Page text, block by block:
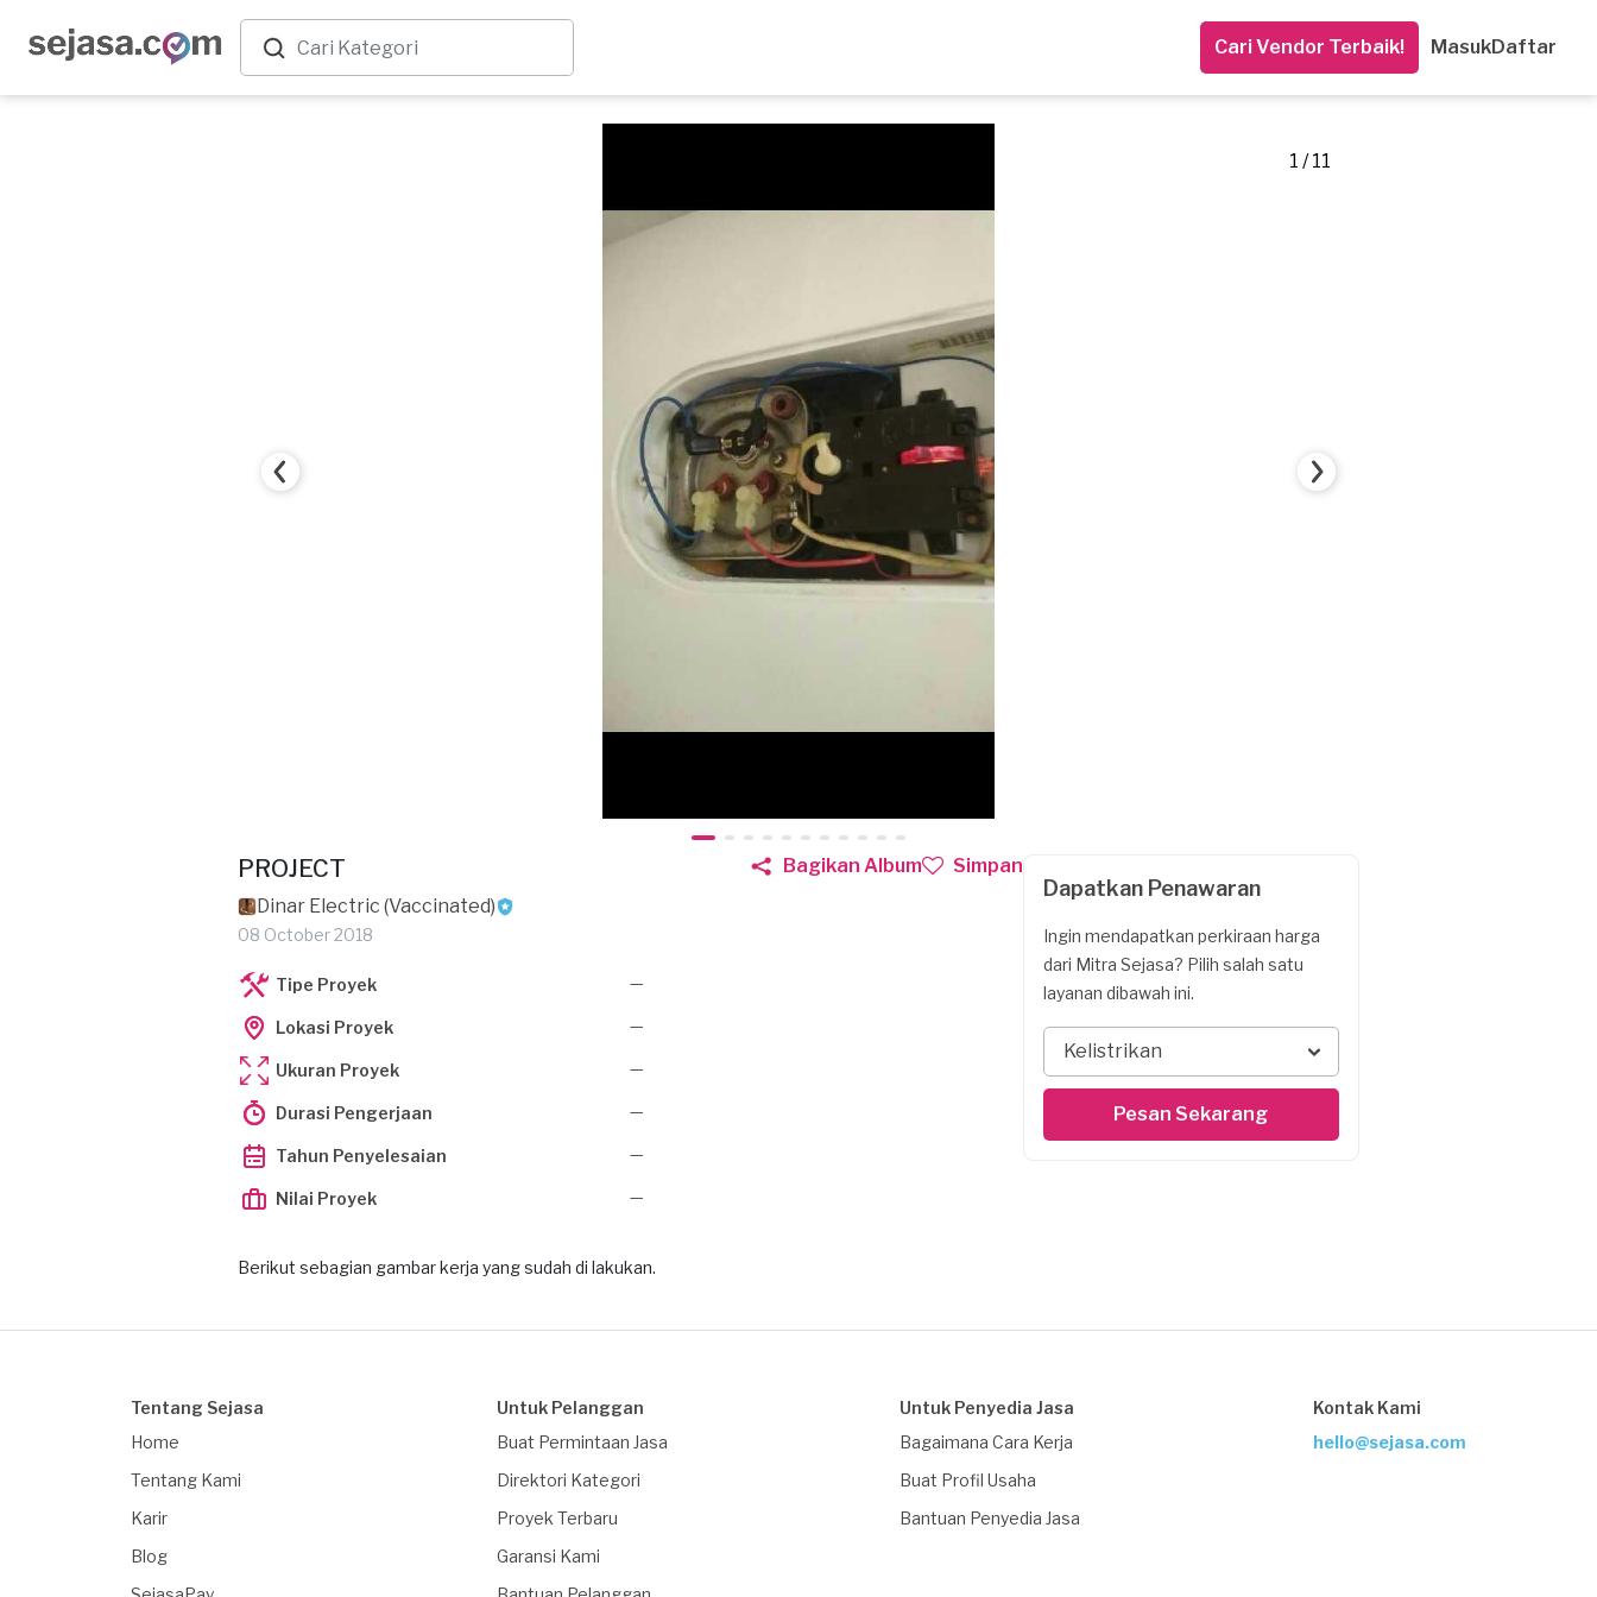
Cari Vendor Terbaik! MasukDaftar
1 / 11
PROJECT
Dinar Electric (Vaccinated)
08 October 2018
Bagikan Album Simpan
Tipe Proyek —
Lokasi Proyek —
Ukuran Proyek —
Durasi Pengerjaan —
Tahun Penyelesaian —
Nilai Proyek —
Berikut sebagian gambar kerja yang sudah di lakukan.
Dapatkan Penawaran
Ingin mendapatkan perkiraan harga
dari Mitra Sejasa? Pilih salah satu
layanan dibawah ini.
Kelistrikan
Pesan Sekarang
Tentang Sejasa
Home
Tentang Kami
Karir
Blog
Untuk Pelanggan
Buat Permintaan Jasa
Direktori Kategori
Proyek Terbaru
Garansi Kami
Untuk Penyedia Jasa
Bagaimana Cara Kerja
Buat Profil Usaha
Bantuan Penyedia Jasa
Kontak Kami
hello@sejasa.com